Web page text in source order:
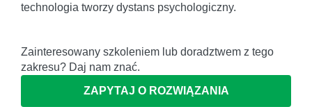
technologia tworzy dystans psychologiczny.
Zainteresowany szkoleniem lub doradztwem z tego
zakresu? Daj nam znać.
ZAPYTAJ O ROZWIĄZANIA